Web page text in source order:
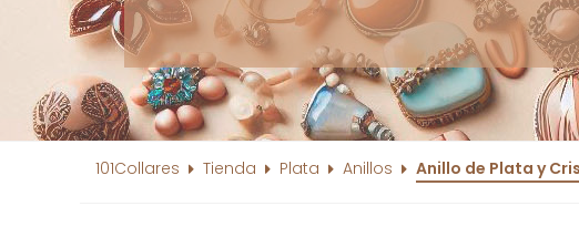
101Collares Tienda Plata Anillos Anillo de Plata y